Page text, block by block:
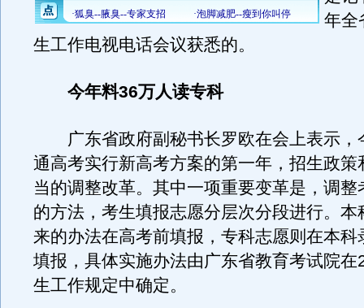
年全
生工作电视电话会议获悉的。
今年料36万人读专科
广东省政府副秘书长罗欧在会上表示，
通高考实行新高考方案的第一年，招生政策
当的调整改革。其中一项重要变革是，调整
的方法，考生填报志愿分层次分段进行。本
来的办法在高考前填报，专科志愿则在本科
填报，具体实施办法由广东省教育考试院
生工作规定中确定。